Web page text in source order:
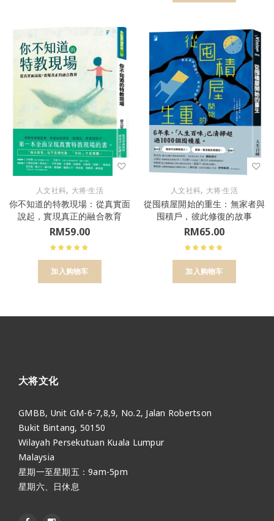
人文社科, 大将·生活
你不知道的特教現場：從真實面
說起，實現真正的融合教育
RM59.00
加入购物车
人文社科, 大将·生活
從囤積屋開始的重生：無家者與
囤積戶，彼此修復的故事
RM65.00
加入购物车
大将文化
GMBB, Unit GM-6-7,8,9, No.2, Jalan Robertson
Bukit Bintang, 50150
Wilayah Persekutuan Kuala Lumpur
Malaysia
星期一至星期五：9am-5pm
星期六、日休息